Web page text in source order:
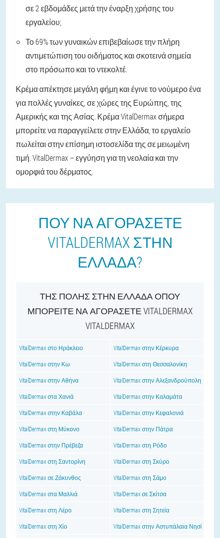
σε 2 εβδομάδες μετά την έναρξη χρήσης του
εργαλείου;
Το 69% των γυναικών επιβεβαίωσε την πλήρη
αντιμετώπιση του οιδήματος και σκοτεινά σημεία
στο πρόσωπο και το ντεκολτέ.
Κρέμα απέκτησε μεγάλη φήμη και έγινε το νούμερο ένα
για πολλές γυναίκες, σε χώρες της Ευρώπης, της
Αμερικής και της Ασίας. Κρέμα VitalDermax σήμερα
μπορείτε να παραγγείλετε στην Ελλάδα, το εργαλείο
πωλείται στην επίσημη ιστοσελίδα της σε μειωμένη
τιμή. VitalDermax – εγγύηση για τη νεολαία και την
ομορφιά του δέρματος.
ΠΟΎ ΝΑ ΑΓΟΡΆΣΕΤΕ
VITALDERMAX ΣΤΗΝ
ΕΛΛΆΔΑ?
ΤΗΣ ΠΌΛΗΣ ΣΤΗΝ ΕΛΛΆΔΑ ΌΠΟΥ
ΜΠΟΡΕΊΤΕ ΝΑ ΑΓΟΡΆΣΕΤΕ VITALDERMAX
VITALDERMAX
VitalDermax στο Ηράκλειο VitalDermax στην Κέρκυρα
VitalDermax στην Κω VitalDermax στη Θεσσαλονίκη
VitalDermax στην Αθήνα VitalDermax στην Αλεξανδρούπολη
VitalDermax στα Χανιά VitalDermax στην Καλαμάτα
VitalDermax στην Καβάλα VitalDermax στην Κεφαλονιά
VitalDermax στη Μύκονο VitalDermax στην Πάτρα
VitalDermax στην Πρέβεζα VitalDermax στη Ρόδο
VitalDermax στη Σαντορίνη VitalDermax στη Σκύρο
VitalDermax σε Ζάκυνθος VitalDermax στη Σάμο
VitalDermax στα Μαλλιά VitalDermax σε Σκίτσα
VitalDermax στη Λέρο VitalDermax στη Σητεία
VitalDermax στη Χίο VitalDermax στην Αστυπάλαια Νησί